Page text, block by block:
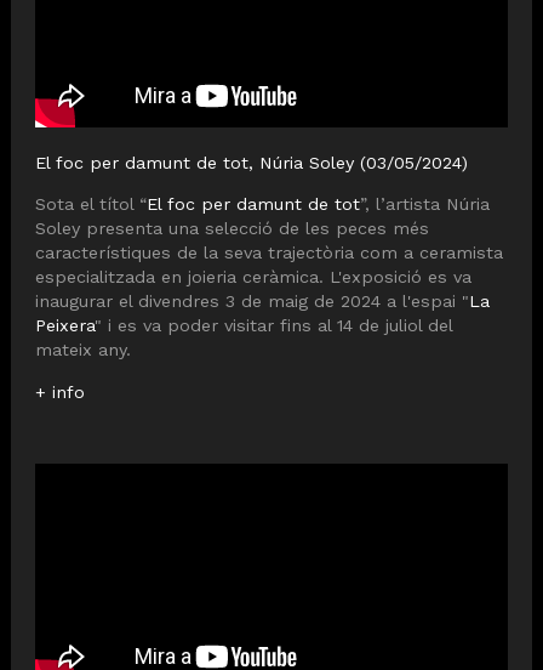
El foc per damunt de tot, Núria Soley (03/05/2024)
Sota el títol “El foc per damunt de tot”, l’artista Núria
Soley presenta una selecció de les peces més
característiques de la seva trajectòria com a ceramista
especialitzada en joieria ceràmica. L'exposició es va
inaugurar el divendres 3 de maig de 2024 a l'espai "La
Peixera" i es va poder visitar fins al 14 de juliol del
mateix any.
+ info